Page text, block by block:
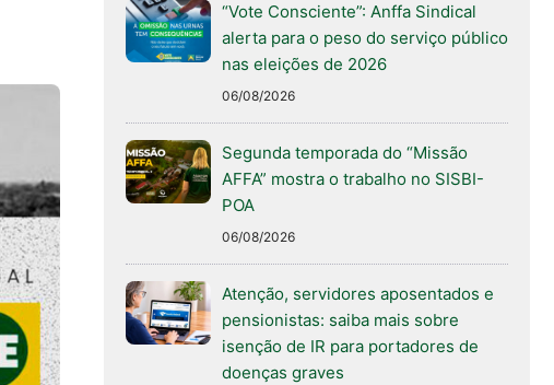
“Vote Consciente”: Anffa Sindical
alerta para o peso do serviço público
nas eleições de 2026
06/08/2026
Segunda temporada do “Missão
AFFA” mostra o trabalho no SISBI-
POA
06/08/2026
Atenção, servidores aposentados e
pensionistas: saiba mais sobre
isenção de IR para portadores de
doenças graves